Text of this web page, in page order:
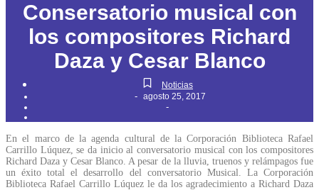
Consersatorio musical con
los compositores Richard
Daza y Cesar Blanco
Noticias
- agosto 25, 2017
-
En el marco de la agenda cultural de la Corporación Biblioteca Rafael
Carrillo Lúquez, se da inicio al conversatorio musical con los compositores
Richard Daza y Cesar Blanco. A pesar de la lluvia, truenos y relámpagos fue
un éxito total el desarrollo del conversatorio Musical. La Corporación
Biblioteca Rafael Carrillo Lúquez le da los agradecimiento a Richard Daza